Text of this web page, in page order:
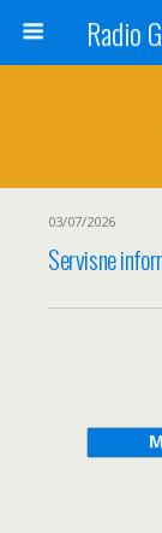
03/07/2026
Servisne